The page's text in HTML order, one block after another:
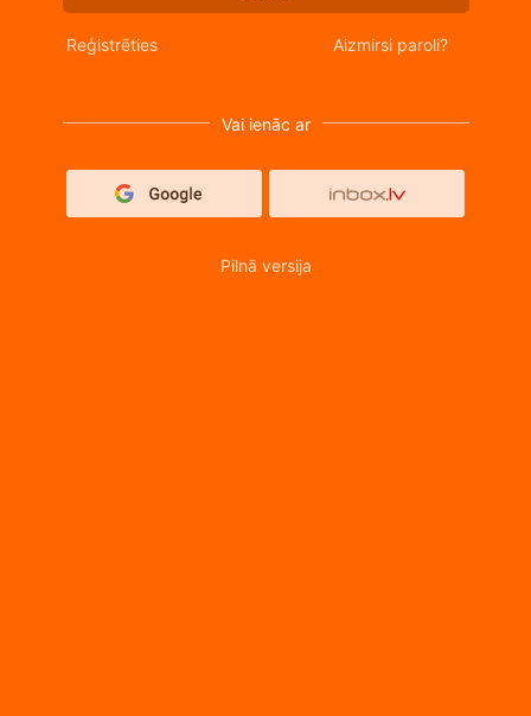
Reģistrēties Aizmirsi paroli?
Vai ienāc ar
Pilnā versija